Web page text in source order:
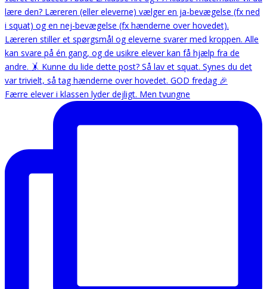
Færre elever i klassen lyder dejligt. Men tvungne